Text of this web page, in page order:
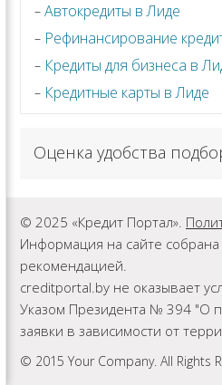
Автокредиты в Лиде
Рефинансирование
Кредиты для бизнеса в
Кредитные карты в Лиде
Оценка удобства
© 2025 «Кредит Портал».
Информация на сайте
рекомендацией.
creditportal.by не оказывает
Указом Президента № 394 "О
заявки в зависимости от
© 2015 Your Company. All Rights